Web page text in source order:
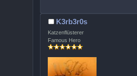
K3rb3r0s
Katzenflüsterer
Famous Hero